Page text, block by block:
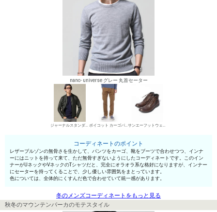
nano･universe グレー 丸首セーター
ジャーナルスタンダード レリューム メンズ レザーブルゾン ボイコット カーゴパンツ サンエーフットウェア ワークブーツ
コーディネートのポイント
レザーブルゾンの無骨さを生かして、パンツをカーゴ、靴をブーツで合わせつつ、インナ
ーにはニットを持って来て、ただ無骨すぎないようにしたコーディネートです。このイン
ナーがUネックやVネックのTシャツだと、完全にオラオラ系な格好になりますが、インナー
にセーターを持ってくることで、少し優しい雰囲気をまとっています。
色については、全体的にくすんだ色で合わせていて統一感があります。
冬のメンズコーディネートをもっと見る
秋冬のマウンテンパーカのモテスタイル